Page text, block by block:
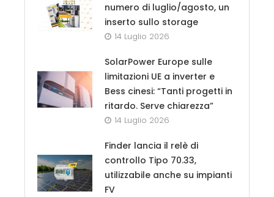
numero di luglio/agosto, un
inserto sullo storage
14 Luglio 2026
SolarPower Europe sulle
limitazioni UE a inverter e
Bess cinesi: “Tanti progetti in
ritardo. Serve chiarezza”
14 Luglio 2026
Finder lancia il relè di
controllo Tipo 70.33,
utilizzabile anche su impianti
FV